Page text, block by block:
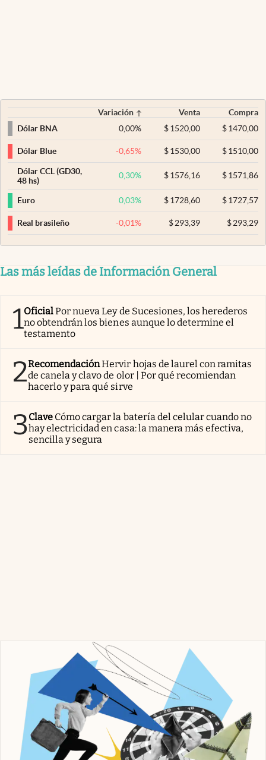
Variación Venta
Compra
Dólar BNA
0,00% $ 1520,00 $1470,00
Dólar Blue -0,65% $ 1530,00 $1510,00
Dólar CCL (GD30,
48 hs)
0,30% $ 1576,16 $1571,86
Euro 0,03% $ 1728,60 $1727,57
Real brasileño -0,01% $ 293,39 $293,29
Las más leídas de Información General
1OficialPor nueva Ley de Sucesiones, los herederos
no obtendrán los bienes aunque lo determine el
testamento
2RecomendaciónHervir hojas de laurel con ramitas
de canela y clavo de olor | Por qué recomiendan
hacerlo y para qué sirve
3Clave Cómo cargar la batería del celular cuando no
hay electricidad en casa: la manera más efectiva,
sencilla y segura